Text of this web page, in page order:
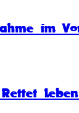
im